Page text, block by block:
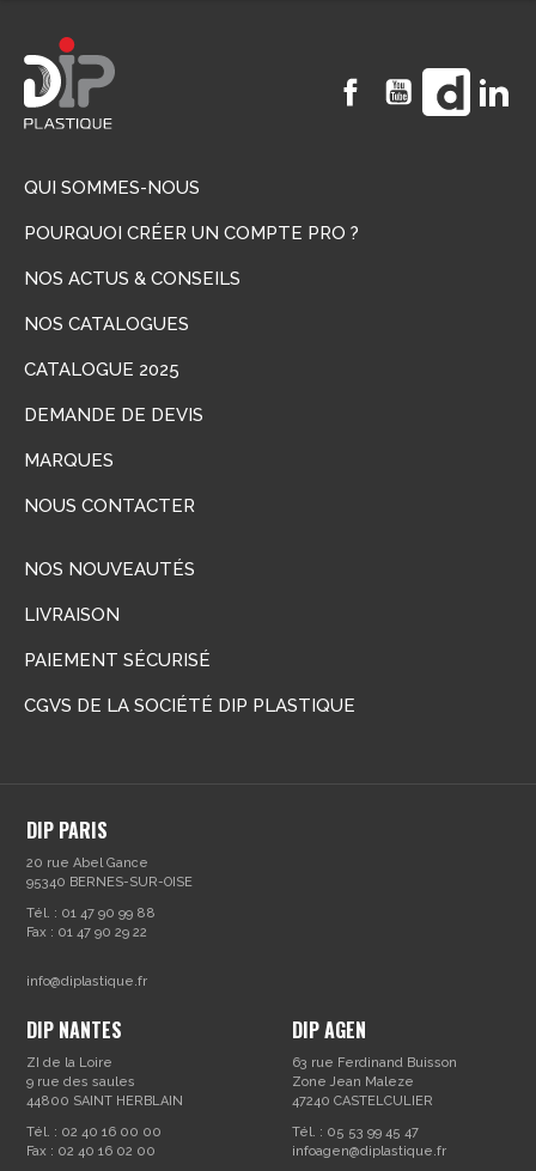
FacebookYouTubeVimeo
QUI SOMMES-NOUS
POURQUOI CRÉER UN COMPTE PRO ?
NOS ACTUS & CONSEILS
NOS CATALOGUES
CATALOGUE 2025
DEMANDE DE DEVIS
MARQUES
NOUS CONTACTER
NOS NOUVEAUTÉS
LIVRAISON
PAIEMENT SÉCURISÉ
CGVS DE LA SOCIÉTÉ DIP PLASTIQUE
DIP PARIS
20 rue Abel Gance
95340 BERNES-SUR-OISE
Tél. : 01 47 90 99 88
Fax : 01 47 90 29 22
info@diplastique.fr
DIP NANTES
ZI de la Loire
9 rue des saules
44800 SAINT HERBLAIN
Tél. : 02 40 16 00 00
Fax : 02 40 16 02 00
DIP AGEN
63 rue Ferdinand Buisson
Zone Jean Maleze
47240 CASTELCULIER
Tél. : 05 53 99 45 47
infoagen@diplastique.fr